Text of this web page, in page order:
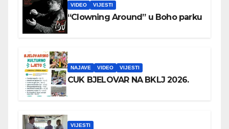
VIDEO VIJESTI
“Clowning Around” u Boho parku
NAJAVE VIDEO VIJESTI
CUK BJELOVAR NA BKLJ 2026.
VIJESTI